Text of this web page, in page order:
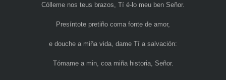
Cólleme nos teus brazos, Tí é-lo meu ben Señor.
Presíntote pretiño coma fonte de amor,
e douche a miña vida, dame Tí a salvación:
Tómame a min, coa miña historia, Señor.